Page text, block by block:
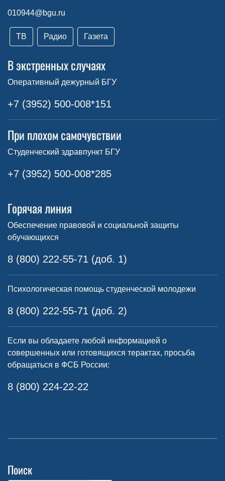
010944@bgu.ru
ТВ Радио Газета
В экстренных случаях
Оперативный дежурный БГУ
+7 (3952) 500-008*151
При плохом самочувствии
Студенческий здравпункт БГУ
+7 (3952) 500-008*285
Горячая линия
Обеспечение правовой и социальной защиты
обучающихся
8 (800) 222-55-71 (доб. 1)
Психологическая помощь студенческой молодежи
8 (800) 222-55-71 (доб. 2)
Если вы обладаете любой информацией о
совершенных или готовящихся терактах, просьба
обращаться в ФСБ России:
8 (800) 224-22-22
Поиск